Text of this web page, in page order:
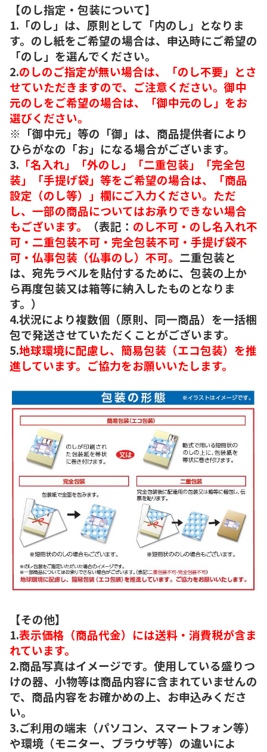
【のし指定・包装について】
1.「のし」は、原則として「内のし」となりま
す。のし紙をご希望の場合は、申込時にご希望の
「のし」を選んでください。
2.のしのご指定が無い場合は、「のし不要」とさ
せていただきますので、ご注意ください。御中
元のしをご希望の場合は、「御中元のし」をお
選びください。
※「御中元」等の「御」は、商品提供者により
ひらがなの「お」になる場合がございます。
3. 「名入れ」「外のし」「二重包装」「完全包
装」「手提げ袋」等をご希望の場合は、「商品
設定（のし等）」欄にご入力ください。ただ
し、一部の商品についてはお承りできない場合
もございます。
（表記： のし不可・のし名入れ不
可・二重包装不可・完全包装不可・手提げ袋不
可・仏事包装（仏事のし）不可。 二重包装と
は、宛先ラベルを貼付するために、包装の上か
ら再度包装又は箱等に納入したものとなりま
す。）
4.状況により複数個（原則、同一商品）を一括梱
包で発送させていただくことがございます。
5.地球環境に配慮し、簡易包装（エコ包装）を推
進しています。ご協力をお願いいたします。
【その他】
1.表示価格（商品代金）には送料・消費税が含ま
れています。
2.商品写真はイメージです。使用している盛りつ
けの器、小物等は商品内容に含まれていませんの
で、商品内容をお確かめの上、お申込みくださ
い。
3.ご利用の端末（パソコン、スマートフォン等）
や環境（モニター、ブラウザ等）の違いによ